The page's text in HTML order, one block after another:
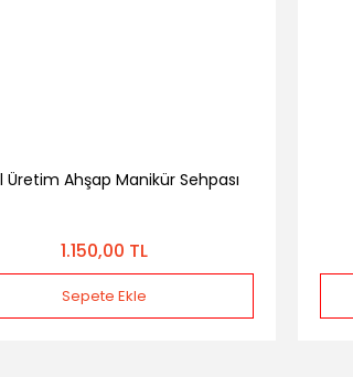
Üretim Ahşap Manikür Sehpası
1.150,00 TL
Sepete Ekle